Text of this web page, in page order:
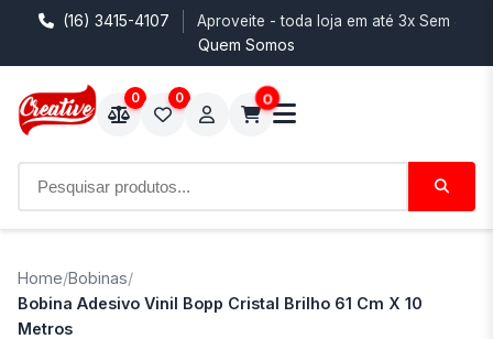
(16) 3415-4107 Aproveite - toda loja em até 3x Sem
Quem Somos
0 0 0
Home/Bobinas/
Bobina Adesivo Vinil Bopp Cristal Brilho 61 Cm X 10
Metros